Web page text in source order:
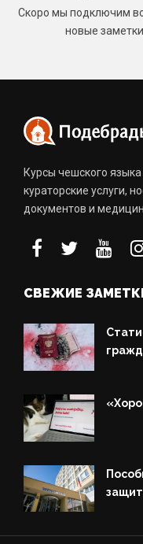
Скоро мы подключим
новые
Курсы чешского
кураторские услуги,
документов и
СВЕЖИЕ